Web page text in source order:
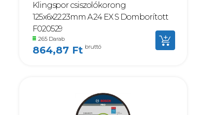
Klingspor csiszolókorong
125x6x22.23mm A 24 EX S Domborított
F020529
265 Darab
864,87 Ft bruttó